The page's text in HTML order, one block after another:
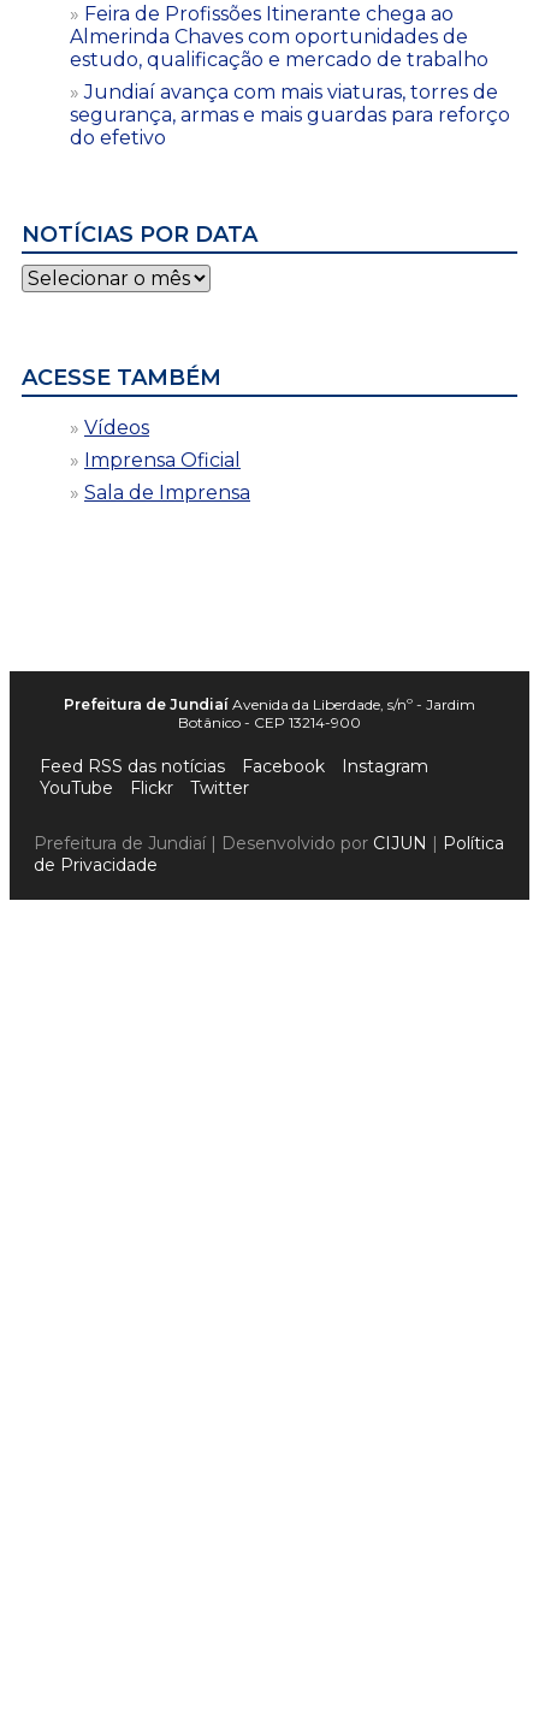
Feira de Profissões Itinerante chega ao
Almerinda Chaves com oportunidades de
estudo, qualificação e mercado de trabalho
Jundiaí avança com mais viaturas, torres de
segurança, armas e mais guardas para reforço
do efetivo
NOTÍCIAS POR DATA
Notícias
por
ACESSE TAMBÉM
Vídeos
Imprensa Oficial
Sala de Imprensa
Prefeitura de Jundiaí Avenida da Liberdade, s/nº - Jardim
Botânico - CEP 13214-900
Feed RSS das notícias Facebook
Instagram
YouTube
Flickr Twitter
Prefeitura de Jundiaí | Desenvolvido por CIJUN | Política
de Privacidade